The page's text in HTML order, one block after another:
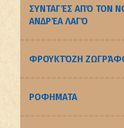
ΣΥΝΤΑΓΈΣ ΑΠΌ ΤΟΝ
ΑΝΔΡΈΑ ΛΑΓΌ
ΦΡΟΥΚΤΌΖΗ
ΡΟΦΗΜΑΤΑ